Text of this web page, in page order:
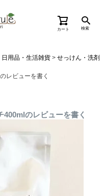
カート 検索
日用品・生活雑貨
せっけん・洗剤
レビューを書く
のレビューを書く